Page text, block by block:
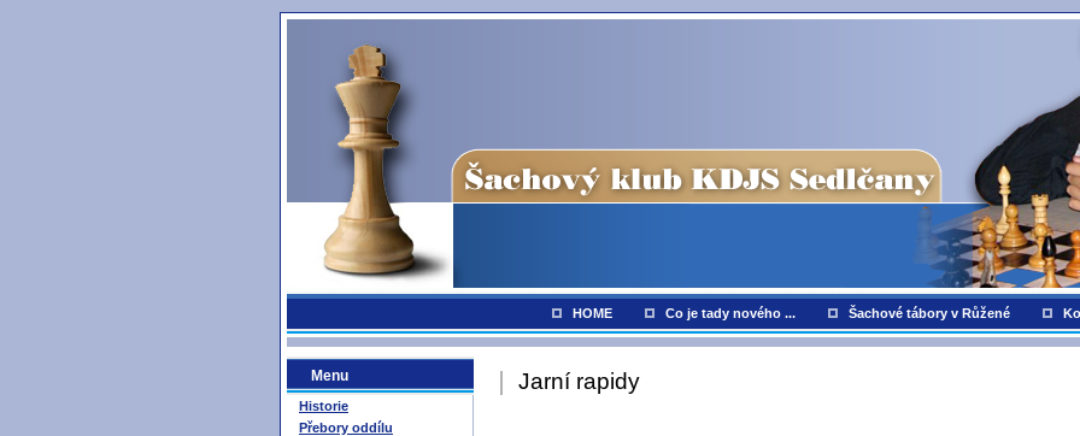
HOME Co je tady nového ... Šachové tábory v Růžené
Menu
Historie
Přebory oddílu
Jarní rapidy